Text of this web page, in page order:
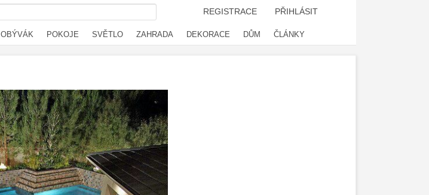
REGISTRACE PŘIHLÁSIT
OBÝVÁK POKOJE SVĚTLO ZAHRADA DEKORACE DŮM ČLÁNKY